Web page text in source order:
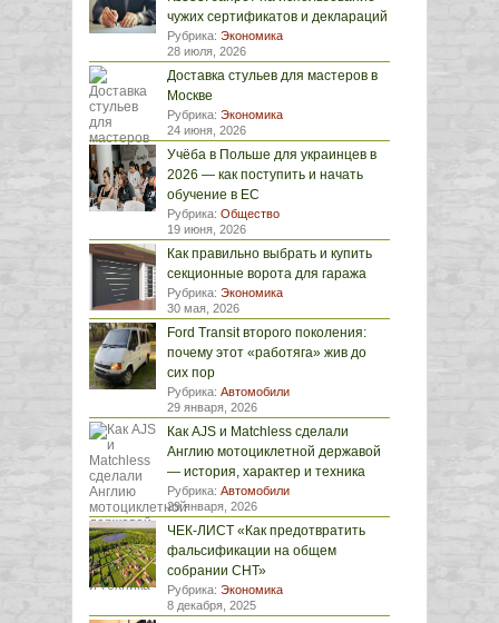
чужих сертификатов и деклараций
Рубрика: Экономика
28 июля, 2026
Доставка стульев для мастеров в
Москве
Рубрика: Экономика
24 июня, 2026
Учёба в Польше для украинцев в
2026 — как поступить и начать
обучение в ЕС
Рубрика: Общество
19 июня, 2026
Как правильно выбрать и купить
секционные ворота для гаража
Рубрика: Экономика
30 мая, 2026
Ford Transit второго поколения:
почему этот «работяга» жив до
сих пор
Рубрика: Автомобили
29 января, 2026
Как AJS и Matchless сделали
Англию мотоциклетной державой
— история, характер и техника
Рубрика: Автомобили
29 января, 2026
ЧЕК-ЛИСТ «Как предотвратить
фальсификации на общем
собрании СНТ»
Рубрика: Экономика
8 декабря, 2025